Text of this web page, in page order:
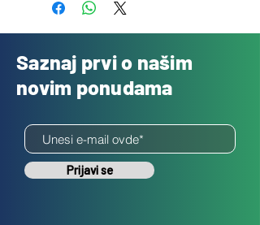
Saznaj prvi o našim
novim ponudama
Prijavi se